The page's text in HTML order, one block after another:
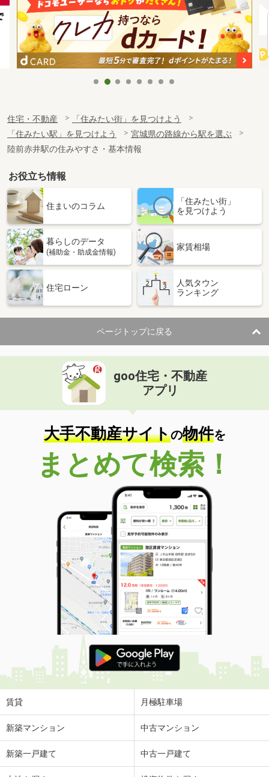
住宅・不動産
「住みたい街」を見つけよう
「住みたい駅」を見つけよう
宮城県の路線から駅を選ぶ
陸前赤井駅の住みやすさ・基本情報
お役立ち情報
住まいのコラム
「住みたい街」
を見つけよう
暮らしのデータ
(補助金・助成金情報)
家賃相場
住宅ローン
人気タウン
ランキング
ページトップに戻る
goo住宅・不動産
アプリ
大手不動産サイトの物件を
まとめて検索！
賃貸 月極駐車場
新築マンション 中古マンション
新築一戸建て 中古一戸建て